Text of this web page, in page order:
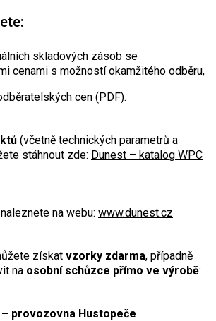
skladových zásob se
cenami s možností okamžitého odběru,
cen (PDF).
(včetně technických parametrů a
stáhnout zde: Dunest – katalog WPC
na webu: www.dunest.cz
získat vzorky zdarma, případně
na osobní schůzce přímo ve výrobě:
– provozovna Hustopeče